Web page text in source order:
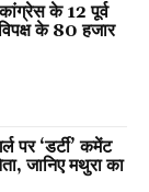
के 12 पूर्व
के 80 हजार
‘डर्टी’ कमेंट
जानिए मथुरा का